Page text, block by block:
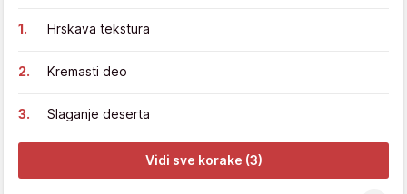
Hrskava tekstura
Kremasti deo
Slaganje deserta
Vidi sve korake (3)